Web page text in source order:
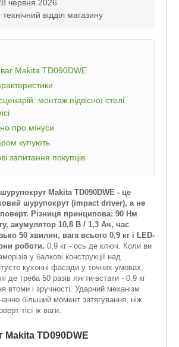
червня 2026
технічний відділ магазину
Makita TD090DWE
монтаж підвісної стелі
про мінуси
купують
запитання покупців
Makita TD090DWE - це
шурупокрут (impact driver), а не
Різниця принципова: 90 Нм
акумулятор 10,8 В / 1,3 Ач, час
50 хвилин, вага всього 0,9 кг і LED-
роботи. 0,9 кг - ось де ключ. Коли ви
у балкові конструкції над
кухонні фасади у точних умовах,
де треба 50 разів лягти-встати - 0,9 кг
втоми і зручності. Ударний механізм
більший момент затягування, ніж
тієї ж ваги.
Makita TD090DWE